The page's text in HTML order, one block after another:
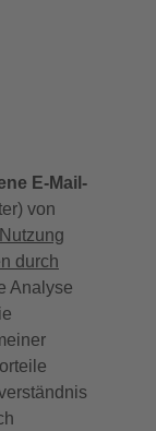
E-Mail-
von
Nutzung
durch
Analyse